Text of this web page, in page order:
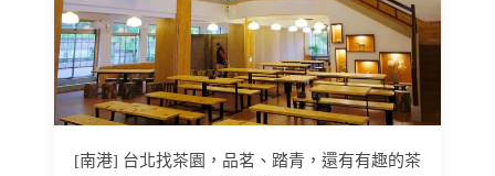
[南港] 台北找茶園，品茗、踏青，還有有趣的茶